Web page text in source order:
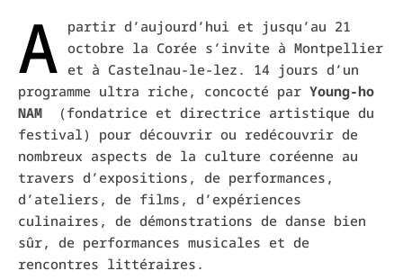
A partir d’aujourd’hui et jusqu’au 21
octobre la Corée s’invite à Montpellier
et à Castelnau-le-lez. 14 jours d’un
programme ultra riche, concocté par Young-ho
NAM (fondatrice et directrice artistique du
festival) pour découvrir ou redécouvrir de
nombreux aspects de la culture coréenne au
travers d’expositions, de performances,
d’ateliers, de films, d’expériences
culinaires, de démonstrations de danse bien
sûr, de performances musicales et de
rencontres littéraires.